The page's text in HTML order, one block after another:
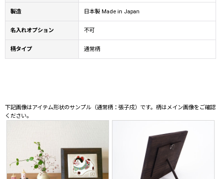
製造 日本製 Made in Japan
名入れオプション 不可
柄タイプ 通常柄
下記画像はアイテム形状のサンプル（通常柄：張子戌）です。柄はメイン画像をご確認
ください。